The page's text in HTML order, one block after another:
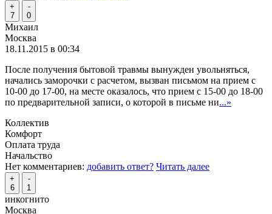
+
7
-
0
Михаил
Москва
18.11.2015 в 00:34
После получения бытовой травмы вынужден увольняться,
начались заморочки с расчетом, вызван письмом на прием с
10-00 до 17-00, на месте оказалось, что прием с 15-00 до 18-00
по предварительной записи, о которой в письме ни...»
Коллектив
Комфорт
Оплата труда
Начальство
Нет комментариев: добавить ответ? Читать далее
+
6
-
1
инкогнито
Москва